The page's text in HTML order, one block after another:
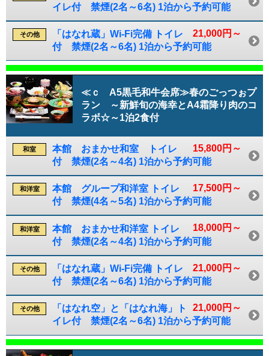
イレ付 禁煙(2名～6名) 1泊から予約可能
21,000円～
その他
「はなれ蔵」Wi-Fi完備 トイレ
付 禁煙(2名～6名) 1泊から予約可能
≪ｃ A5黒毛和牛会席≫春のごっつぉプ
ラン ～新鮮旬の海幸とA4霜降り肉のコ
ラボ☆～1泊2食付
15,800円～
和室
本館 おまかせ和室 トイレ
付 禁煙(2名～4名) 1泊から予約可能
17,500円～
和洋室
本館 グループ和洋室 トイレ
付 禁煙(4名～5名) 1泊から予約可能
18,000円～
和洋室
本館 おまかせ和洋室 トイレ
付 禁煙(2名～4名) 1泊から予約可能
21,000円～
その他
「はなれ蔵」Wi-Fi完備 トイレ
付 禁煙(2名～6名) 1泊から予約可能
21,000円～
その他
「はなれ空」と「はなれ海」ト
イレ付 禁煙(2名～6名) 1泊から予約可能